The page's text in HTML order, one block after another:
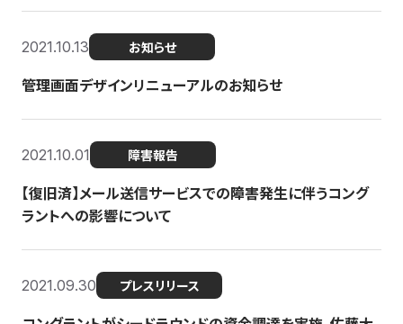
2021.10.13 お知らせ
管理画面デザインリニューアルのお知らせ
2021.10.01 障害報告
【復旧済】メール送信サービスでの障害発生に伴うコング
ラントへの影響について
2021.09.30 プレスリリース